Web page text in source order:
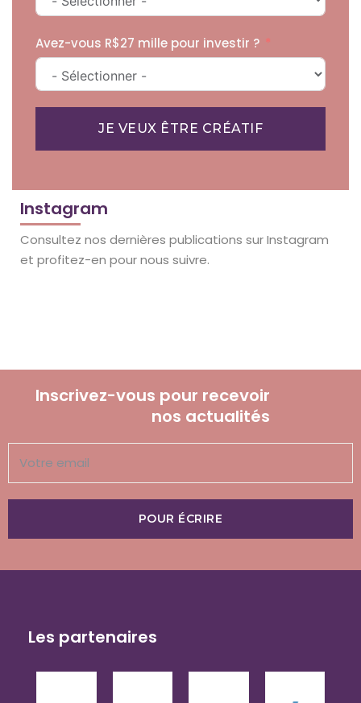
Avez-vous R$27 mille pour investir ?
JE VEUX ÊTRE CRÉATIF
Instagram
Consultez nos dernières publications sur Instagram
et profitez-en pour nous suivre.
Inscrivez-vous pour recevoir
nos actualités
POUR ÉCRIRE
Les partenaires